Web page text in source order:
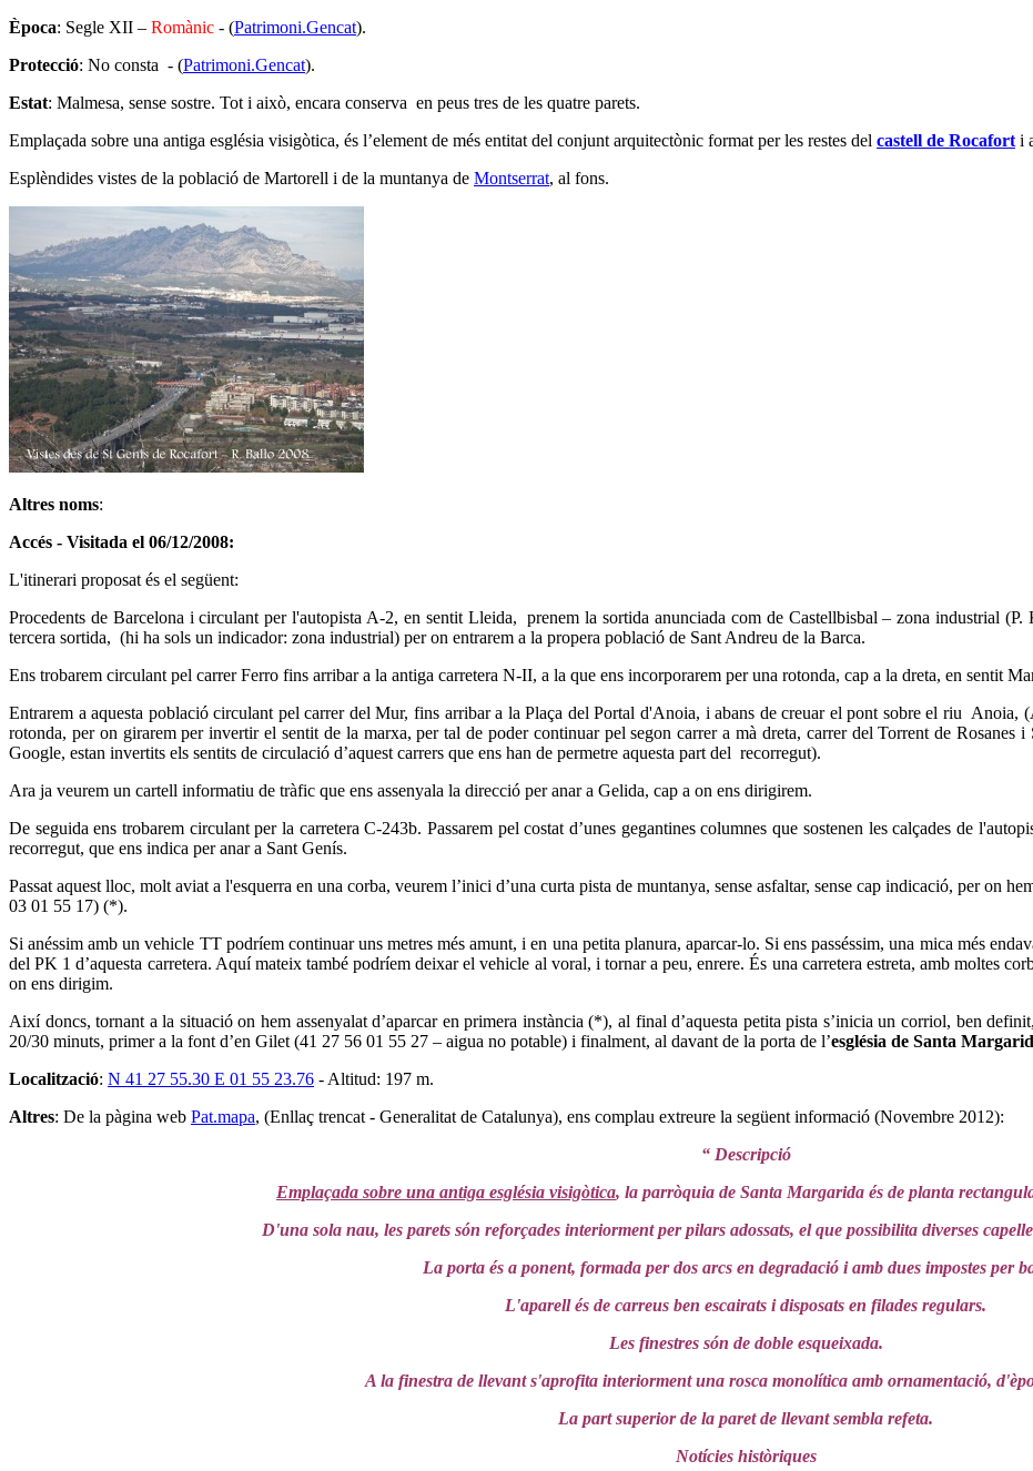
Època: Segle XII – Romànic - (Patrimoni.Gencat).
Protecció: No consta - (Patrimoni.Gencat).
Estat: Malmesa, sense sostre. Tot i això, encara conserva en peus tres de les quatre parets.
Emplaçada sobre una antiga església visigòtica, és l’element de més entitat del conjunt arquitectònic format per les restes del castell de Rocafort i
Esplèndides vistes de la població de Martorell i de la muntanya de Montserrat, al fons.
Altres noms:
Accés - Visitada el 06/12/2008:
L'itinerari proposat és el següent:
Procedents de Barcelona i circulant per l'autopista A-2, en sentit Lleida, prenem la sortida anunciada com de Castellbisbal – zona industrial
tercera sortida, (hi ha sols un indicador: zona industrial) per on entrarem a la propera població de Sant Andreu de la Barca.
Ens trobarem circulant pel carrer Ferro fins arribar a la antiga carretera N-II, a la que ens incorporarem per una rotonda, cap a la dreta, en sentit
Entrarem a aquesta població circulant pel carrer del Mur, fins arribar a la Plaça del Portal d'Anoia, i abans de creuar el pont sobre el riu
rotonda, per on girarem per invertir el sentit de la marxa, per tal de poder continuar pel segon carrer a mà dreta, carrer del Torrent de Rosanes i
Google, estan invertits els sentits de circulació d’aquest carrers que ens han de permetre aquesta part del recorregut).
Ara ja veurem un cartell informatiu de tràfic que ens assenyala la direcció per anar a Gelida, cap a on ens dirigirem.
De seguida ens trobarem circulant per la carretera C-243b. Passarem pel costat d’unes gegantines columnes que sostenen les calçades de
recorregut, que ens indica per anar a Sant Genís.
Passat aquest lloc, molt aviat a l'esquerra en una corba, veurem l’inici d’una curta pista de muntanya, sense asfaltar, sense cap indicació, per on
03 01 55 17) (*).
Si anéssim amb un vehicle TT podríem continuar uns metres més amunt, i en una petita planura, aparcar-lo. Si ens passéssim, una mica més
del PK 1 d’aquesta carretera. Aquí mateix també podríem deixar el vehicle al voral, i tornar a peu, enrere. És una carretera estreta, amb moltes
on ens dirigim.
Així doncs, tornant a la situació on hem assenyalat d’aparcar en primera instància (*), al final d’aquesta petita pista s’inicia un corriol, ben
20/30 minuts, primer a la font d’en Gilet (41 27 56 01 55 27 – aigua no potable) i finalment, al davant de la porta de l’església de Santa
Localització: N 41 27 55.30 E 01 55 23.76 - Altitud: 197 m.
Altres: De la pàgina web Pat.mapa, (Enllaç trencat - Generalitat de Catalunya), ens complau extreure la següent informació (Novembre 2012):
“ Descripció
Emplaçada sobre una antiga església visigòtica, la parròquia de Santa Margarida és de planta
D'una sola nau, les parets són reforçades interiorment per pilars adossats, el que possibilita diverses
La porta és a ponent, formada per dos arcs en degradació i amb dues impostes per
L'aparell és de carreus ben escairats i disposats en filades regulars.
Les finestres són de doble esqueixada.
A la finestra de llevant s'aprofita interiorment una rosca monolítica amb ornamentació,
La part superior de la paret de llevant sembla refeta.
Notícies històriques